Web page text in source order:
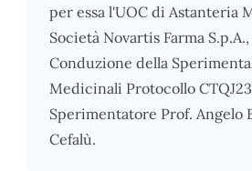
per essa l'UOC di Astanteria
Società Novartis Farma
Conduzione della
Medicinali Protocollo
Sperimentatore Prof. Angelo
Cefalù.